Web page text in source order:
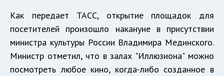
Как передает ТАСС, открытие площадок для
посетителей произошло накануне в присутствии
министра культуры России Владимира Мединского.
Министр отметил, что в залах "Иллюзиона" можно
посмотреть любое кино, когда-либо созданное в